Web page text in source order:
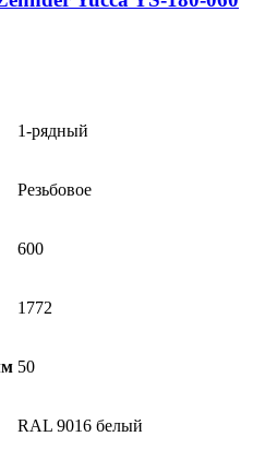
1-рядный
Резьбовое
600
1772
50
RAL 9016 белый